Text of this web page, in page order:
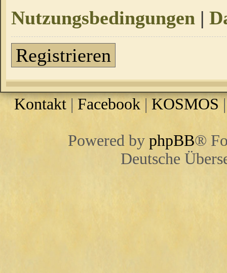
Nutzungsbedingungen |
Registrieren
Kontakt | Facebook |KOSMOS
Powered by phpBB®
Deutsche